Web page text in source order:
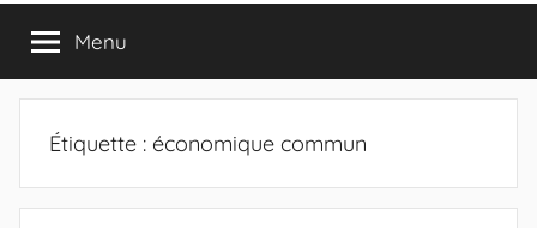
News
sur
le
Sahara
révélée
Menu
Étiquette : économique commun